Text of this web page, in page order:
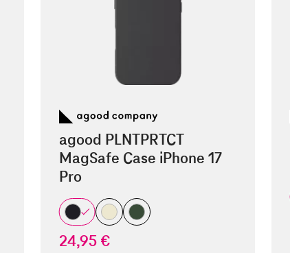
agood PLNTPRTCT
MagSafe Case iPhone 17
Pro
24,95 €